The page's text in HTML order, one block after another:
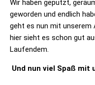
Wir haben geputzt,
geworden und endlich
geht es nun mit unserem
hier sieht es schon gut
Laufendem.
Und nun viel Spaß mit